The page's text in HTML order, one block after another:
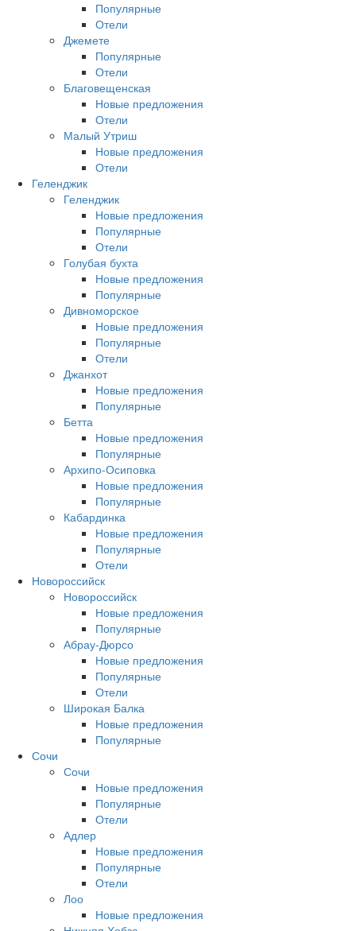
Популярные
Отели
Джемете
Популярные
Отели
Благовещенская
Новые предложения
Отели
Малый Утриш
Новые предложения
Отели
Геленджик
Геленджик
Новые предложения
Популярные
Отели
Голубая бухта
Новые предложения
Популярные
Дивноморское
Новые предложения
Популярные
Отели
Джанхот
Новые предложения
Популярные
Бетта
Новые предложения
Популярные
Архипо-Осиповка
Новые предложения
Популярные
Кабардинка
Новые предложения
Популярные
Отели
Новороссийск
Новороссийск
Новые предложения
Популярные
Абрау-Дюрсо
Новые предложения
Популярные
Отели
Широкая Балка
Новые предложения
Популярные
Сочи
Сочи
Новые предложения
Популярные
Отели
Адлер
Новые предложения
Популярные
Отели
Лоо
Новые предложения